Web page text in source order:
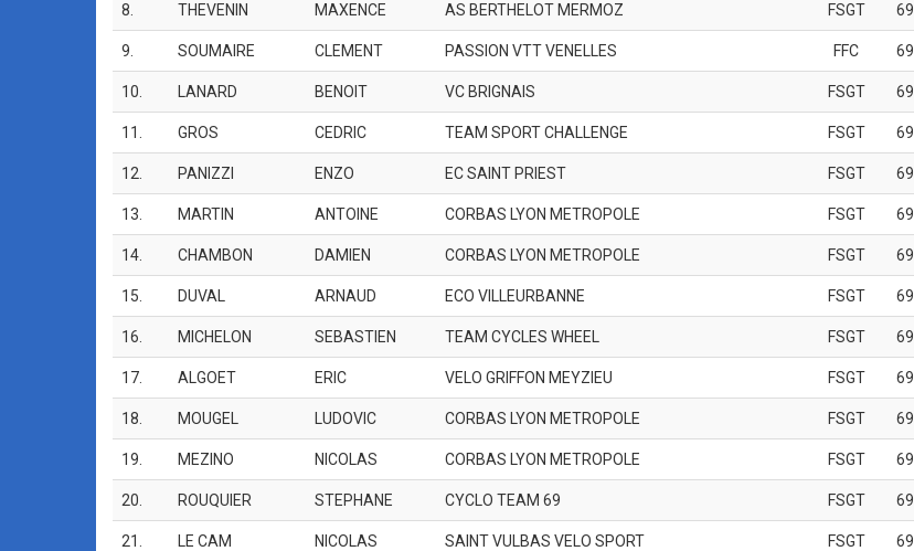
8. THEVENIN MAXENCE AS BERTHELOT MERMOZ FSGT 69
9. SOUMAIRE CLEMENT PASSION VTT VENELLES FFC 69
10. LANARD BENOIT VC BRIGNAIS FSGT 69
11. GROS CEDRIC TEAM SPORT CHALLENGE FSGT 69
12. PANIZZI ENZO EC SAINT PRIEST FSGT 69
13. MARTIN ANTOINE CORBAS LYON METROPOLE FSGT 69
14. CHAMBON DAMIEN CORBAS LYON METROPOLE FSGT 69
15. DUVAL ARNAUD ECO VILLEURBANNE FSGT 69
16. MICHELON SEBASTIEN TEAM CYCLES WHEEL FSGT 69
17. ALGOET ERIC VELO GRIFFON MEYZIEU FSGT 69
18. MOUGEL LUDOVIC CORBAS LYON METROPOLE FSGT 69
19. MEZINO NICOLAS CORBAS LYON METROPOLE FSGT 69
20. ROUQUIER STEPHANE CYCLO TEAM 69 FSGT 69
21. LE CAM NICOLAS SAINT VULBAS VELO SPORT FSGT 69